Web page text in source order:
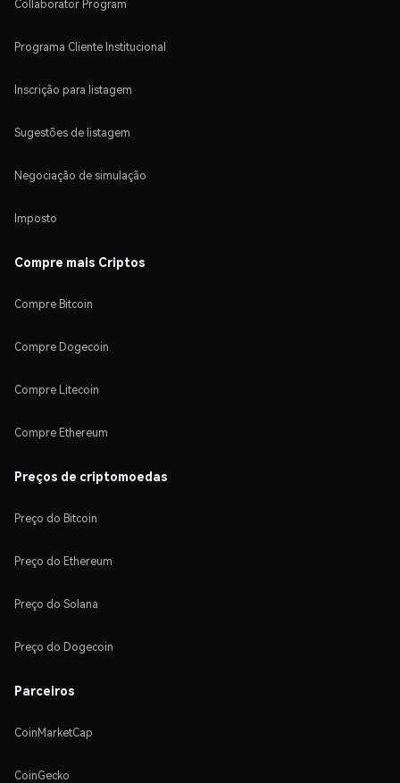
Collaborator Program
Programa Cliente Institucional
Inscrição para listagem
Sugestões de listagem
Negociação de simulação
Imposto
Compre mais Criptos
Compre Bitcoin
Compre Dogecoin
Compre Litecoin
Compre Ethereum
Preços de criptomoedas
Preço do Bitcoin
Preço do Ethereum
Preço do Solana
Preço do Dogecoin
Parceiros
CoinMarketCap
CoinGecko